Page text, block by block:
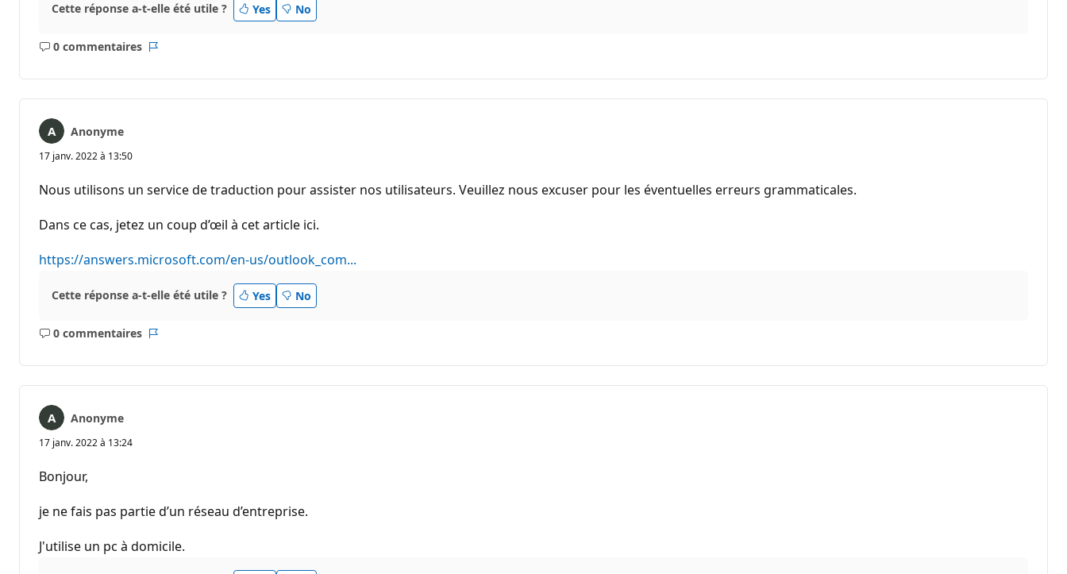
Cette réponse a-t-elle été utile ? Yes No
0 commentaires
Aucun
Anonyme
17 janv. 2022 à 13:50
Nous utilisons un service de traduction pour assister nos utilisateurs. Veuillez nous excuser pour les éventuelles erreurs grammaticales.
Dans ce cas, jetez un coup d’œil à cet article ici.
https://answers.microsoft.com/en-us/outlook_com...
Cette réponse a-t-elle été utile ? Yes No
0 commentaires
Aucun
Anonyme
17 janv. 2022 à 13:24
Bonjour,
je ne fais pas partie d’un réseau d’entreprise.
J'utilise un pc à domicile.